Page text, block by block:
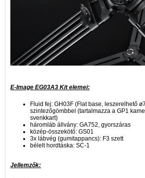
E-Image EG03A3 Kit elemei:
Fluid fej: GH03F (Flat base, leszerelhető
szintezőgömbbel (tartalmazza a GP1
svenkkart)
háromláb állvány: GA752, gyorszáras
közép-összekötő: GS01
3x lábvég (gumitappancs): F3 szett
bélelt hordtáska: SC-1
Jellemzők: